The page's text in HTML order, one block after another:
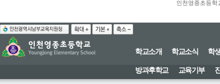
인천영종초등학
학교소개 학교소식 학
방과후학교 교육기부